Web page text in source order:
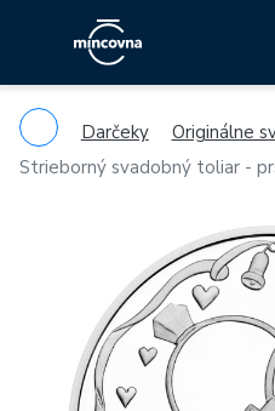
Darčeky
Originálne
Strieborný svadobný toliar -